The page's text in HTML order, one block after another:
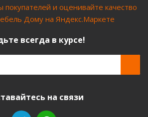
всегда в курсе!
на связи